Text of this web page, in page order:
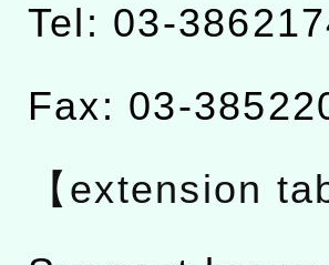
Tel: 03-
Fax: 03-
【extension